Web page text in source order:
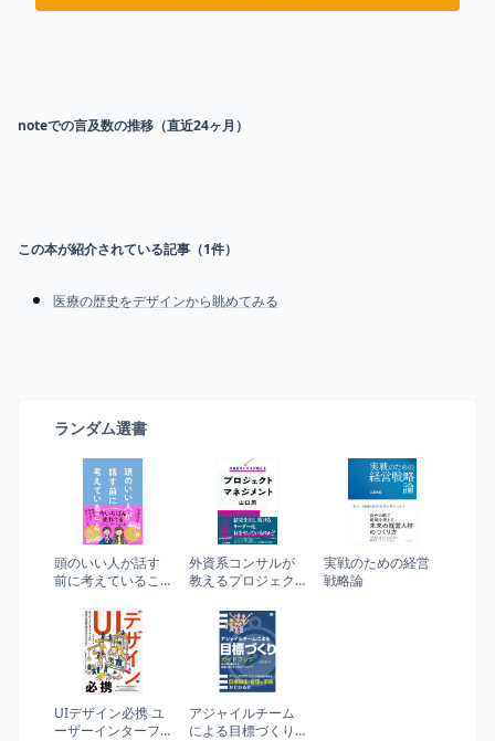
noteでの言及数の推移（直近24ヶ月）
この本が紹介されている記事（1件）
医療の歴史をデザインから眺めてみる
ランダム選書
頭のいい人が話す
前に考えているこ
外資系コンサルが
教えるプロジェク
実戦のための経営
戦略論
UIデザイン必携 ユ
ーザーインターフ
アジャイルチーム
による目標づくり